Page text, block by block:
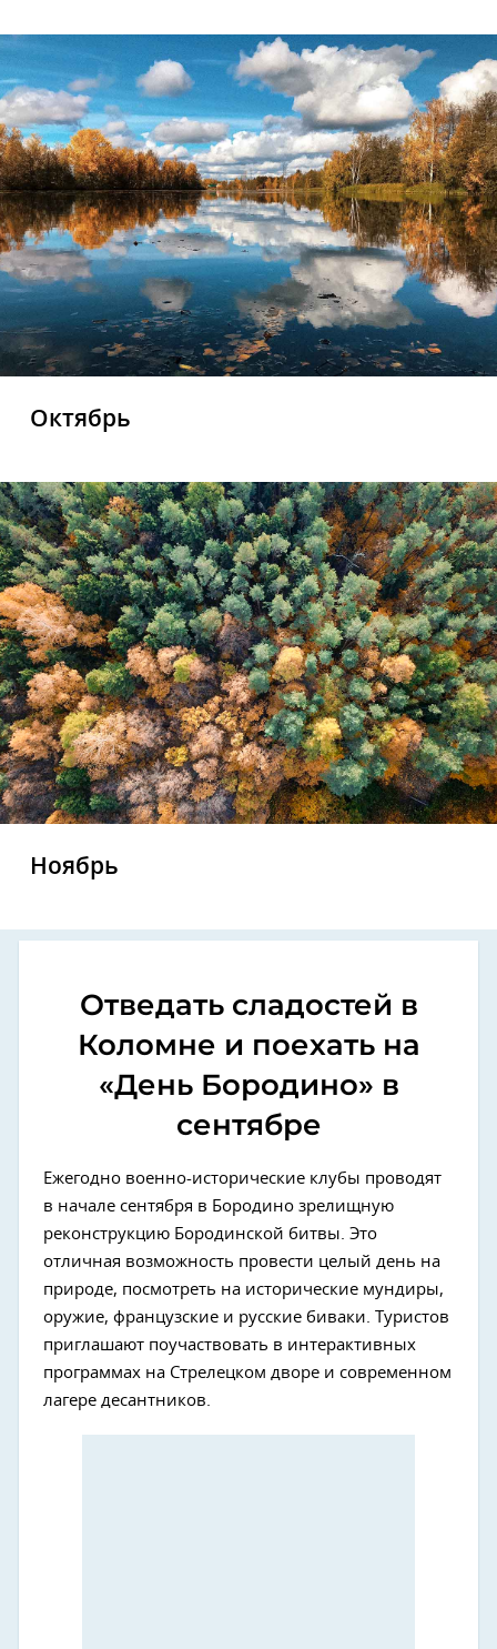
Октябрь
Ноябрь
Отведать сладостей в
Коломне и поехать на
«День Бородино» в
сентябре
Ежегодно военно-исторические клубы проводят
в начале сентября в Бородино зрелищную
реконструкцию Бородинской битвы. Это
отличная возможность провести целый день на
природе, посмотреть на исторические мундиры,
оружие, французские и русские биваки. Туристов
приглашают поучаствовать в интерактивных
программах на Стрелецком дворе и современном
лагере десантников.